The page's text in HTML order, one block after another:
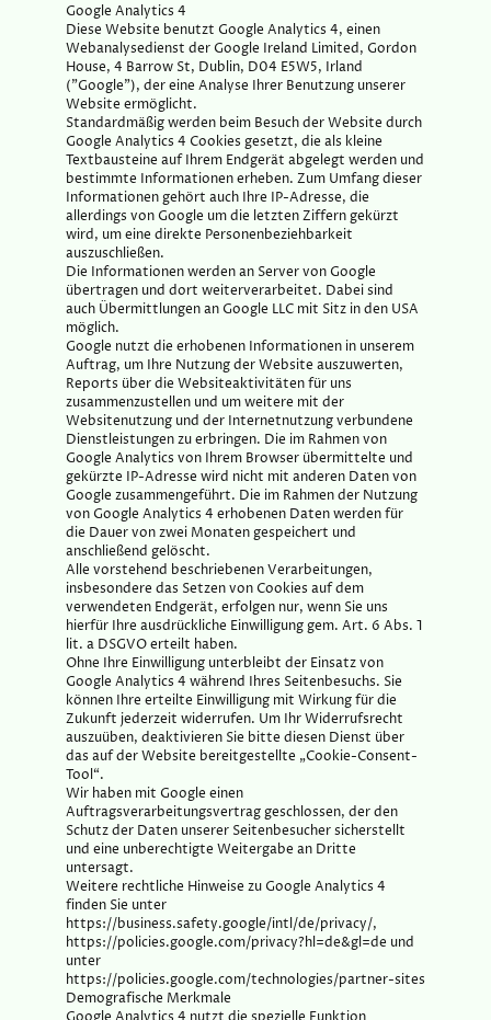
Google Analytics 4
Diese Website benutzt Google Analytics 4, einen
Webanalysedienst der Google Ireland Limited, Gordon
House, 4 Barrow St, Dublin, D04 E5W5, Irland
("Google"), der eine Analyse Ihrer Benutzung unserer
Website ermöglicht.
Standardmäßig werden beim Besuch der Website durch
Google Analytics 4 Cookies gesetzt, die als kleine
Textbausteine auf Ihrem Endgerät abgelegt werden und
bestimmte Informationen erheben. Zum Umfang dieser
Informationen gehört auch Ihre IP-Adresse, die
allerdings von Google um die letzten Ziffern gekürzt
wird, um eine direkte Personenbeziehbarkeit
auszuschließen.
Die Informationen werden an Server von Google
übertragen und dort weiterverarbeitet. Dabei sind
auch Übermittlungen an Google LLC mit Sitz in den USA
möglich.
Google nutzt die erhobenen Informationen in unserem
Auftrag, um Ihre Nutzung der Website auszuwerten,
Reports über die Websiteaktivitäten für uns
zusammenzustellen und um weitere mit der
Websitenutzung und der Internetnutzung verbundene
Dienstleistungen zu erbringen. Die im Rahmen von
Google Analytics von Ihrem Browser übermittelte und
gekürzte IP-Adresse wird nicht mit anderen Daten von
Google zusammengeführt. Die im Rahmen der Nutzung
von Google Analytics 4 erhobenen Daten werden für
die Dauer von zwei Monaten gespeichert und
anschließend gelöscht.
Alle vorstehend beschriebenen Verarbeitungen,
insbesondere das Setzen von Cookies auf dem
verwendeten Endgerät, erfolgen nur, wenn Sie uns
hierfür Ihre ausdrückliche Einwilligung gem. Art. 6 Abs. 1
lit. a DSGVO erteilt haben.
Ohne Ihre Einwilligung unterbleibt der Einsatz von
Google Analytics 4 während Ihres Seitenbesuchs. Sie
können Ihre erteilte Einwilligung mit Wirkung für die
Zukunft jederzeit widerrufen. Um Ihr Widerrufsrecht
auszuüben, deaktivieren Sie bitte diesen Dienst über
das auf der Website bereitgestellte „Cookie-Consent-
Tool“.
Wir haben mit Google einen
Auftragsverarbeitungsvertrag geschlossen, der den
Schutz der Daten unserer Seitenbesucher sicherstellt
und eine unberechtigte Weitergabe an Dritte
untersagt.
Weitere rechtliche Hinweise zu Google Analytics 4
finden Sie unter
https://business.safety.google/intl/de/privacy/,
https://policies.google.com/privacy?hl=de&gl=de und
unter
https://policies.google.com/technologies/partner-sites
Demografische Merkmale